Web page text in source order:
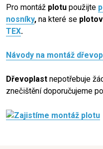
Pro montáž plotu použijte
nosníky, na které se
TEX.
Návody na montáž
Dřevoplast nepotřebuje
znečištění doporučujeme